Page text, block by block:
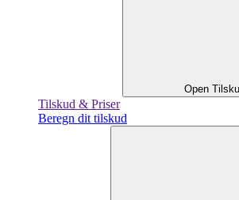
Open
Tilskud & Priser
Beregn dit tilskud